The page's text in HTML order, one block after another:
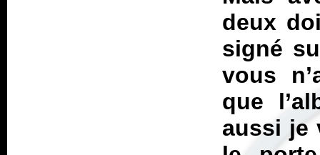
deux
signé
vous
que
aussi je